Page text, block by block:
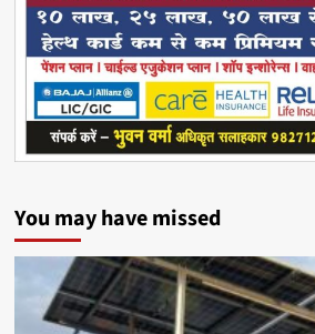
You may have missed